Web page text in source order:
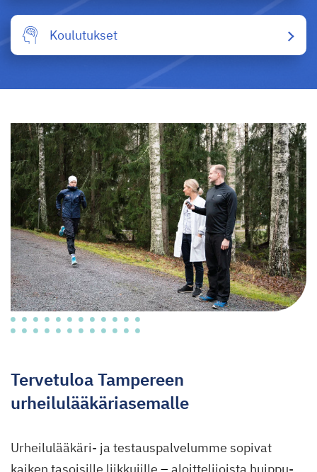
Koulutukset
Tervetuloa Tampereen
urheilulääkäriasemalle
Urheilulääkäri- ja testauspalvelumme sopivat